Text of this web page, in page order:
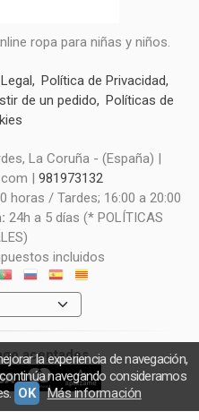
ropa para niñas y niños.
Política de Privacidad
de un pedido
Políticas de
La Coruña - (España) |
| 981973132
horas / Tardes; 16:00 a 20:00
24h a 5 días (* POLÍTICAS
incluidos
aceptados
la experiencia de navegación,
navegando consideramos
OK Más información